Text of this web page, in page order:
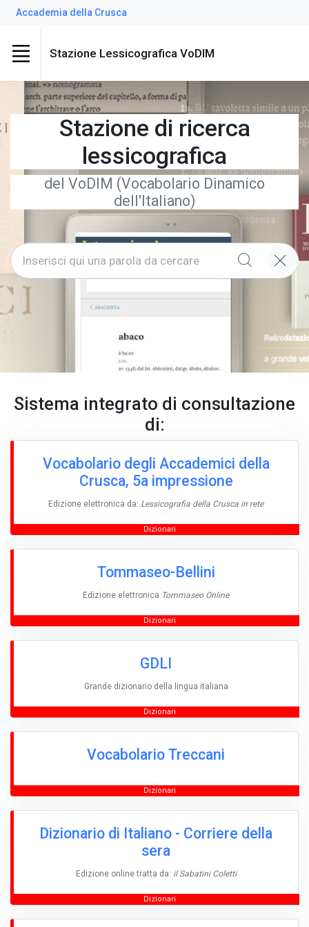
Accademia della Crusca
Stazione Lessicografica VoDIM
Stazione di ricerca
lessicografica
del VoDIM (Vocabolario Dinamico
dell'Italiano)
Sistema integrato di consultazione
di:
Vocabolario degli Accademici della
Crusca, 5a impressione
Edizione elettronica da: Lessicografia della Crusca in rete
Dizionari
Tommaseo-Bellini
Edizione elettronica Tommaseo Online
Dizionari
GDLI
Grande dizionario della lingua italiana
Dizionari
Vocabolario Treccani
Dizionari
Dizionario di Italiano - Corriere della
sera
Edizione online tratta da: il Sabatini Coletti
Dizionari